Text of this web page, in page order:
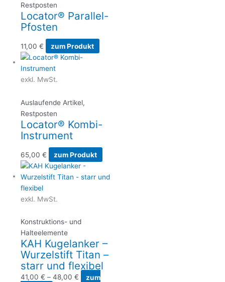
Restposten
Locator® Parallel-
Pfosten
11,00€ zum Produkt
exkl. MwSt.
Auslaufende Artikel,
Restposten
Locator® Kombi-
Instrument
65,00€ zum Produkt
exkl. MwSt.
Konstruktions- und
Halteelemente
KAH Kugelanker –
Wurzelstift Titan –
starr und flexibel
41,00€ –48,00€
zum